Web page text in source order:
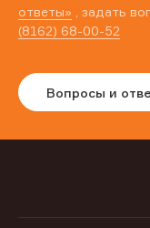
ответы» , задать
(8162) 68-00-52
Вопросы и